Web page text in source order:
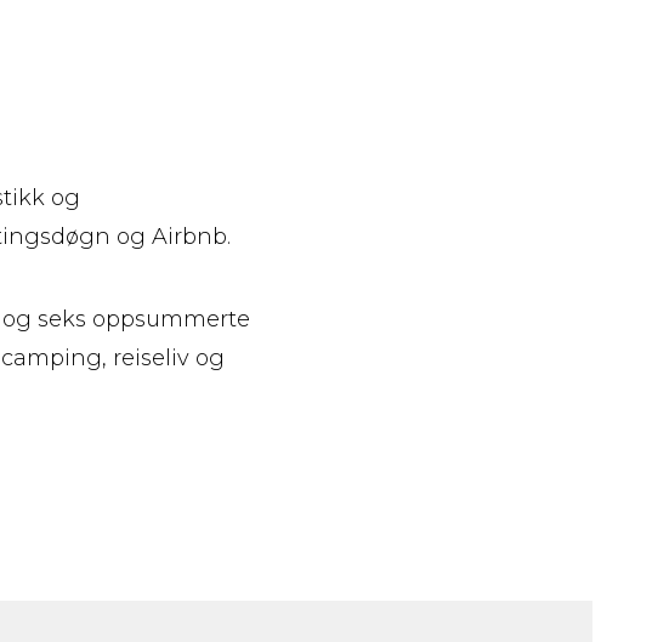
og
og Airbnb.
seks oppsummerte
reiseliv og